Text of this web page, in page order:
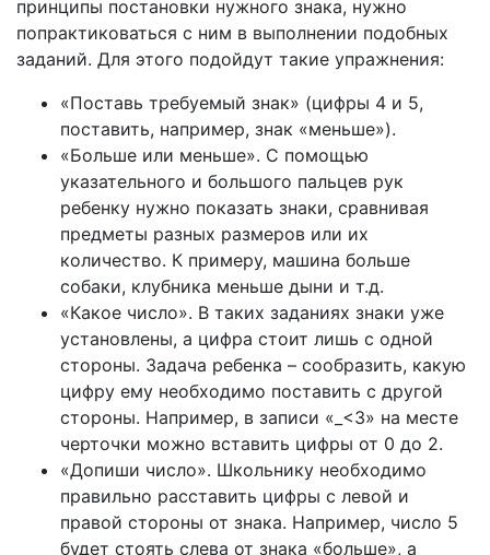
принципы постановки нужного знака, нужно
попрактиковаться с ним в выполнении подобных
заданий. Для этого подойдут такие упражнения:
«Поставь требуемый знак» (цифры 4 и 5,
поставить, например, знак «меньше»).
«Больше или меньше». С помощью
указательного и большого пальцев рук
ребенку нужно показать знаки, сравнивая
предметы разных размеров или их
количество. К примеру, машина больше
собаки, клубника меньше дыни и т.д.
«Какое число». В таких заданиях знаки уже
установлены, а цифра стоит лишь с одной
стороны. Задача ребенка – сообразить, какую
цифру ему необходимо поставить с другой
стороны. Например, в записи «_<3» на месте
черточки можно вставить цифры от 0 до 2.
«Допиши число». Школьнику необходимо
правильно расставить цифры с левой и
правой стороны от знака. Например, число 5
будет стоять слева от знака «больше», а